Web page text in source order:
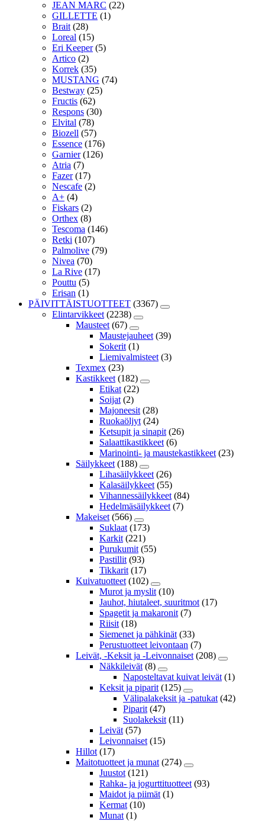
JEAN MARC (22)
GILLETTE (1)
Brait (28)
Loreal (15)
Eri Keeper (5)
Artico (2)
Korrek (35)
MUSTANG (74)
Bestway (25)
Fructis (62)
Respons (30)
Elvital (78)
Biozell (57)
Essence (176)
Garnier (126)
Atria (7)
Fazer (17)
Nescafe (2)
A+ (4)
Fiskars (2)
Orthex (8)
Tescoma (146)
Retki (107)
Palmolive (79)
Nivea (70)
La Rive (17)
Pouttu (5)
Erisan (1)
PÄIVITTÄISTUOTTEET (3367)
Elintarvikkeet (2238)
Mausteet (67)
Maustejauheet (39)
Sokerit (1)
Liemivalmisteet (3)
Texmex (23)
Kastikkeet (182)
Etikat (22)
Soijat (2)
Majoneesit (28)
Ruokaöljyt (24)
Ketsupit ja sinapit (26)
Salaattikastikkeet (6)
Marinointi- ja maustekastikkeet (23)
Säilykkeet (188)
Lihasäilykkeet (26)
Kalasäilykkeet (55)
Vihannessäilykkeet (84)
Hedelmäsäilykkeet (7)
Makeiset (566)
Suklaat (173)
Karkit (221)
Purukumit (55)
Pastillit (93)
Tikkarit (17)
Kuivatuotteet (102)
Murot ja myslit (10)
Jauhot, hiutaleet, suuritmot (17)
Spagetit ja makaronit (7)
Riisit (18)
Siemenet ja pähkinät (33)
Perustuotteet leivontaan (7)
Leivät, -Keksit ja -Leivonnaiset (208)
Näkkileivät (8)
Naposteltavat kuivat leivät (1)
Keksit ja piparit (125)
Välipalakeksit ja -patukat (42)
Piparit (47)
Suolakeksit (11)
Leivät (57)
Leivonnaiset (15)
Hillot (17)
Maitotuotteet ja munat (274)
Juustot (121)
Rahka- ja jogurttituotteet (93)
Maidot ja piimät (1)
Kermat (10)
Munat (1)